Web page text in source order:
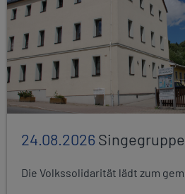
24.08.2026Singegruppe
Die Volkssolidarität lädt zum